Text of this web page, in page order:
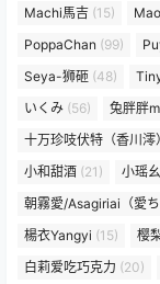
Machi馬吉 (15)
PoppaChan (99)
Seya-狮砸 (48)
いくみ (56) 兔胖胖
十万珍吱伏特（香川澪）
小和甜酒 (21) 小瑶
朝霧愛/Asagiriai（愛ち
楊衣Yangyi (15) 樱
白莉爱吃巧克力 (20)